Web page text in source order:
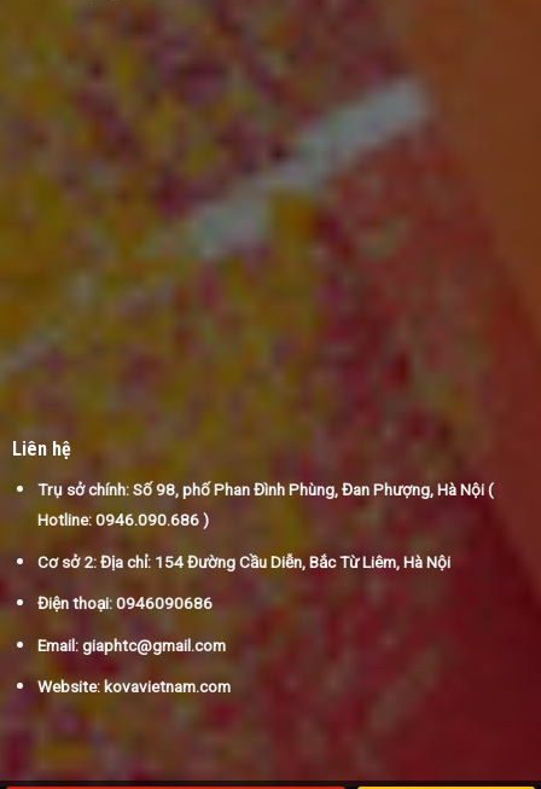
Liên hệ
Trụ sở chính: Số 98, phố Phan Đình Phùng, Đan Phượng, Hà Nội (
Hotline:0946.090.686)
Cơ sở 2: Địa chỉ: 154 Đường Cầu Diễn, Bắc Từ Liêm, Hà Nội
Điện thoại: 0946090686
Email: giaphtc@gmail.com
Website: kovavietnam.com